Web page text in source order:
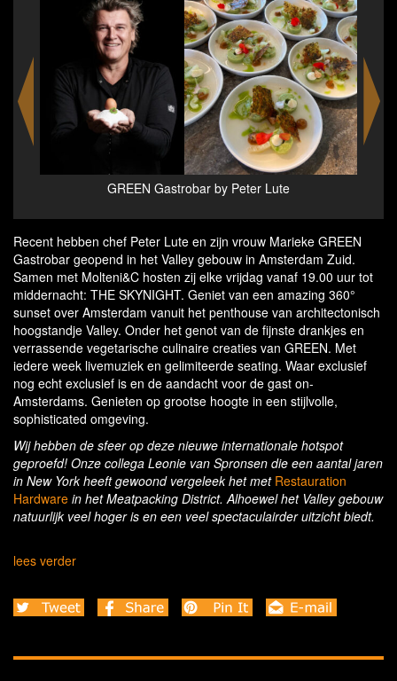
Molteni&C Dada flagship store
Recent hebben chef Peter Lute en zijn vrouw Marieke GREEN
Gastrobar geopend in het Valley gebouw in Amsterdam Zuid.
Samen met Molteni&C hosten zij elke vrijdag vanaf 19.00 uur tot
middernacht: THE SKYNIGHT. Geniet van een amazing 360°
sunset over Amsterdam vanuit het penthouse van architectonisch
hoogstandje Valley. Onder het genot van de fijnste drankjes en
verrassende vegetarische culinaire creaties van GREEN. Met
iedere week livemuziek en gelimiteerde seating. Waar exclusief
nog echt exclusief is en de aandacht voor de gast on-
Amsterdams. Genieten op grootse hoogte in een stijlvolle,
sophisticated omgeving.
Wij hebben de sfeer op deze nieuwe internationale hotspot
geproefd! Onze collega Leonie van Spronsen die een aantal jaren
in New York heeft gewoond vergeleek het met Restauration
Hardware in het Meatpacking District. Alhoewel het Valley gebouw
natuurlijk veel hoger is en een veel spectaculairder uitzicht biedt.
lees verder